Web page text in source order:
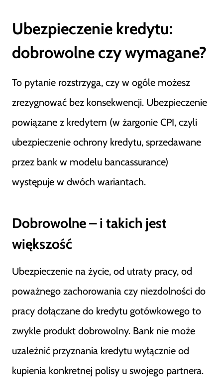
Ubezpieczenie kredytu:
dobrowolne czy wymagane?
To pytanie rozstrzyga, czy w ogóle możesz
zrezygnować bez konsekwencji. Ubezpieczenie
powiązane z kredytem (w żargonie CPI, czyli
ubezpieczenie ochrony kredytu, sprzedawane
przez bank w modelu bancassurance)
występuje w dwóch wariantach.
Dobrowolne – i takich jest
większość
Ubezpieczenie na życie, od utraty pracy, od
poważnego zachorowania czy niezdolności do
pracy dołączane do kredytu gotówkowego to
zwykle produkt dobrowolny. Bank nie może
uzależnić przyznania kredytu wyłącznie od
kupienia konkretnej polisy u swojego partnera.